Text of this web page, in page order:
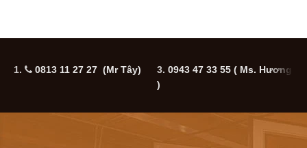
1. 0813 11 27 27 (Mr Tây) 3. 0943 47 33 55 ( Ms. Hương
)